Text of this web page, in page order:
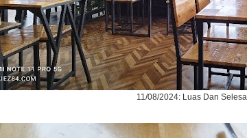
11/08/2024: Luas Dan Selesa